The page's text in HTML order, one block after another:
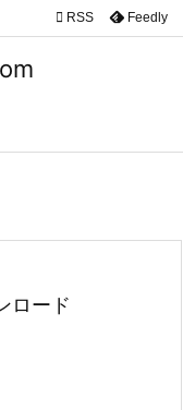


 RSS Feedly
ード